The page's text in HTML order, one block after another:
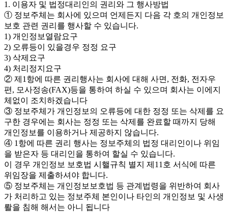
1. 이용자 및 법정대리인의 권리와 그 행사방법
① 정보주체는 회사에 있으며 언제든지 다음 각 호의 개인정보
보호 관련 권리를 행사할 수 있습니다.
1) 개인정보열람요구
2) 오류등이 있을경우 정정 요구
3) 삭제요구
4) 처리정지요구
② 제1항에 따른 권리행사는 회사에 대해 사면, 전화, 전자우
편, 모사정송(FAX)등을 통하여 하실 수 있으며 회사는 이에지
체없이 조치하겠습니다
③ 정보주체가 개인정보의 오류등에 대한 정정 또는 삭제를 요
구한 경우에는 회사는 정정 또는 삭제를 완료할 때까지 당해
개인정보를 이용하거나 제공하지 않습니다.
④ 1항에 따른 권리 행사는 정보주체의 법정 대리인이나 위임
을 받은자 등 대리인을 통하여 할실 수 있습니다.
이 경우 개인정보 보호법 시핼규칙 별지 제11호 서식에 따른
위임장을 제출하셔야 합니다.
⑤ 정보주체는 개인정보보호법 등 관계법령을 위반하여 회사
가 처리하고 있는 정보주체 본인이나 타인의 개인정보 및 사생
뢀을 침해 해서는 아니 됩니다